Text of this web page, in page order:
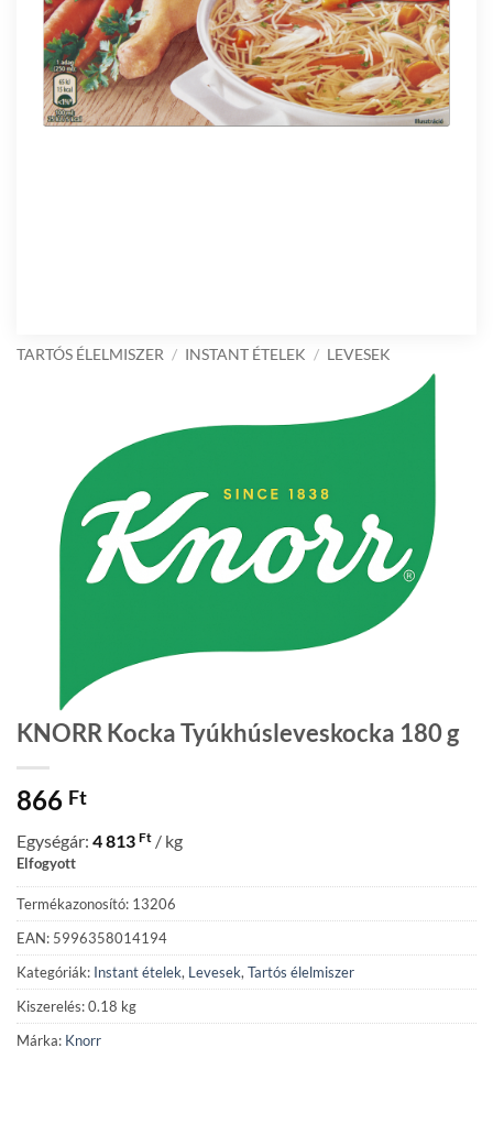
TARTÓS ÉLELMISZER / INSTANT ÉTELEK / LEVESEK
KNORR Kocka Tyúkhúsleveskocka 180 g
866 Ft
Egységár: 4 813 Ft / kg
Elfogyott
Termékazonosító: 13206
EAN: 5996358014194
Kategóriák: Instant ételek, Levesek, Tartós élelmiszer
Kiszerelés: 0.18 kg
Márka: Knorr